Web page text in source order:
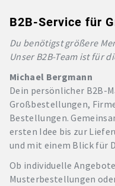
B2B-Service für
Du benötigst größere
Unser B2B-Team ist für
Michael Bergmann
Dein persönlicher B2B-
Großbestellungen,
Bestellungen.
ersten Idee bis zur
und mit einem Blick für
Ob individuelle
Musterbestellungen